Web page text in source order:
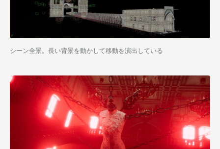
シーン全景。長い背景を動かして移動を演出している